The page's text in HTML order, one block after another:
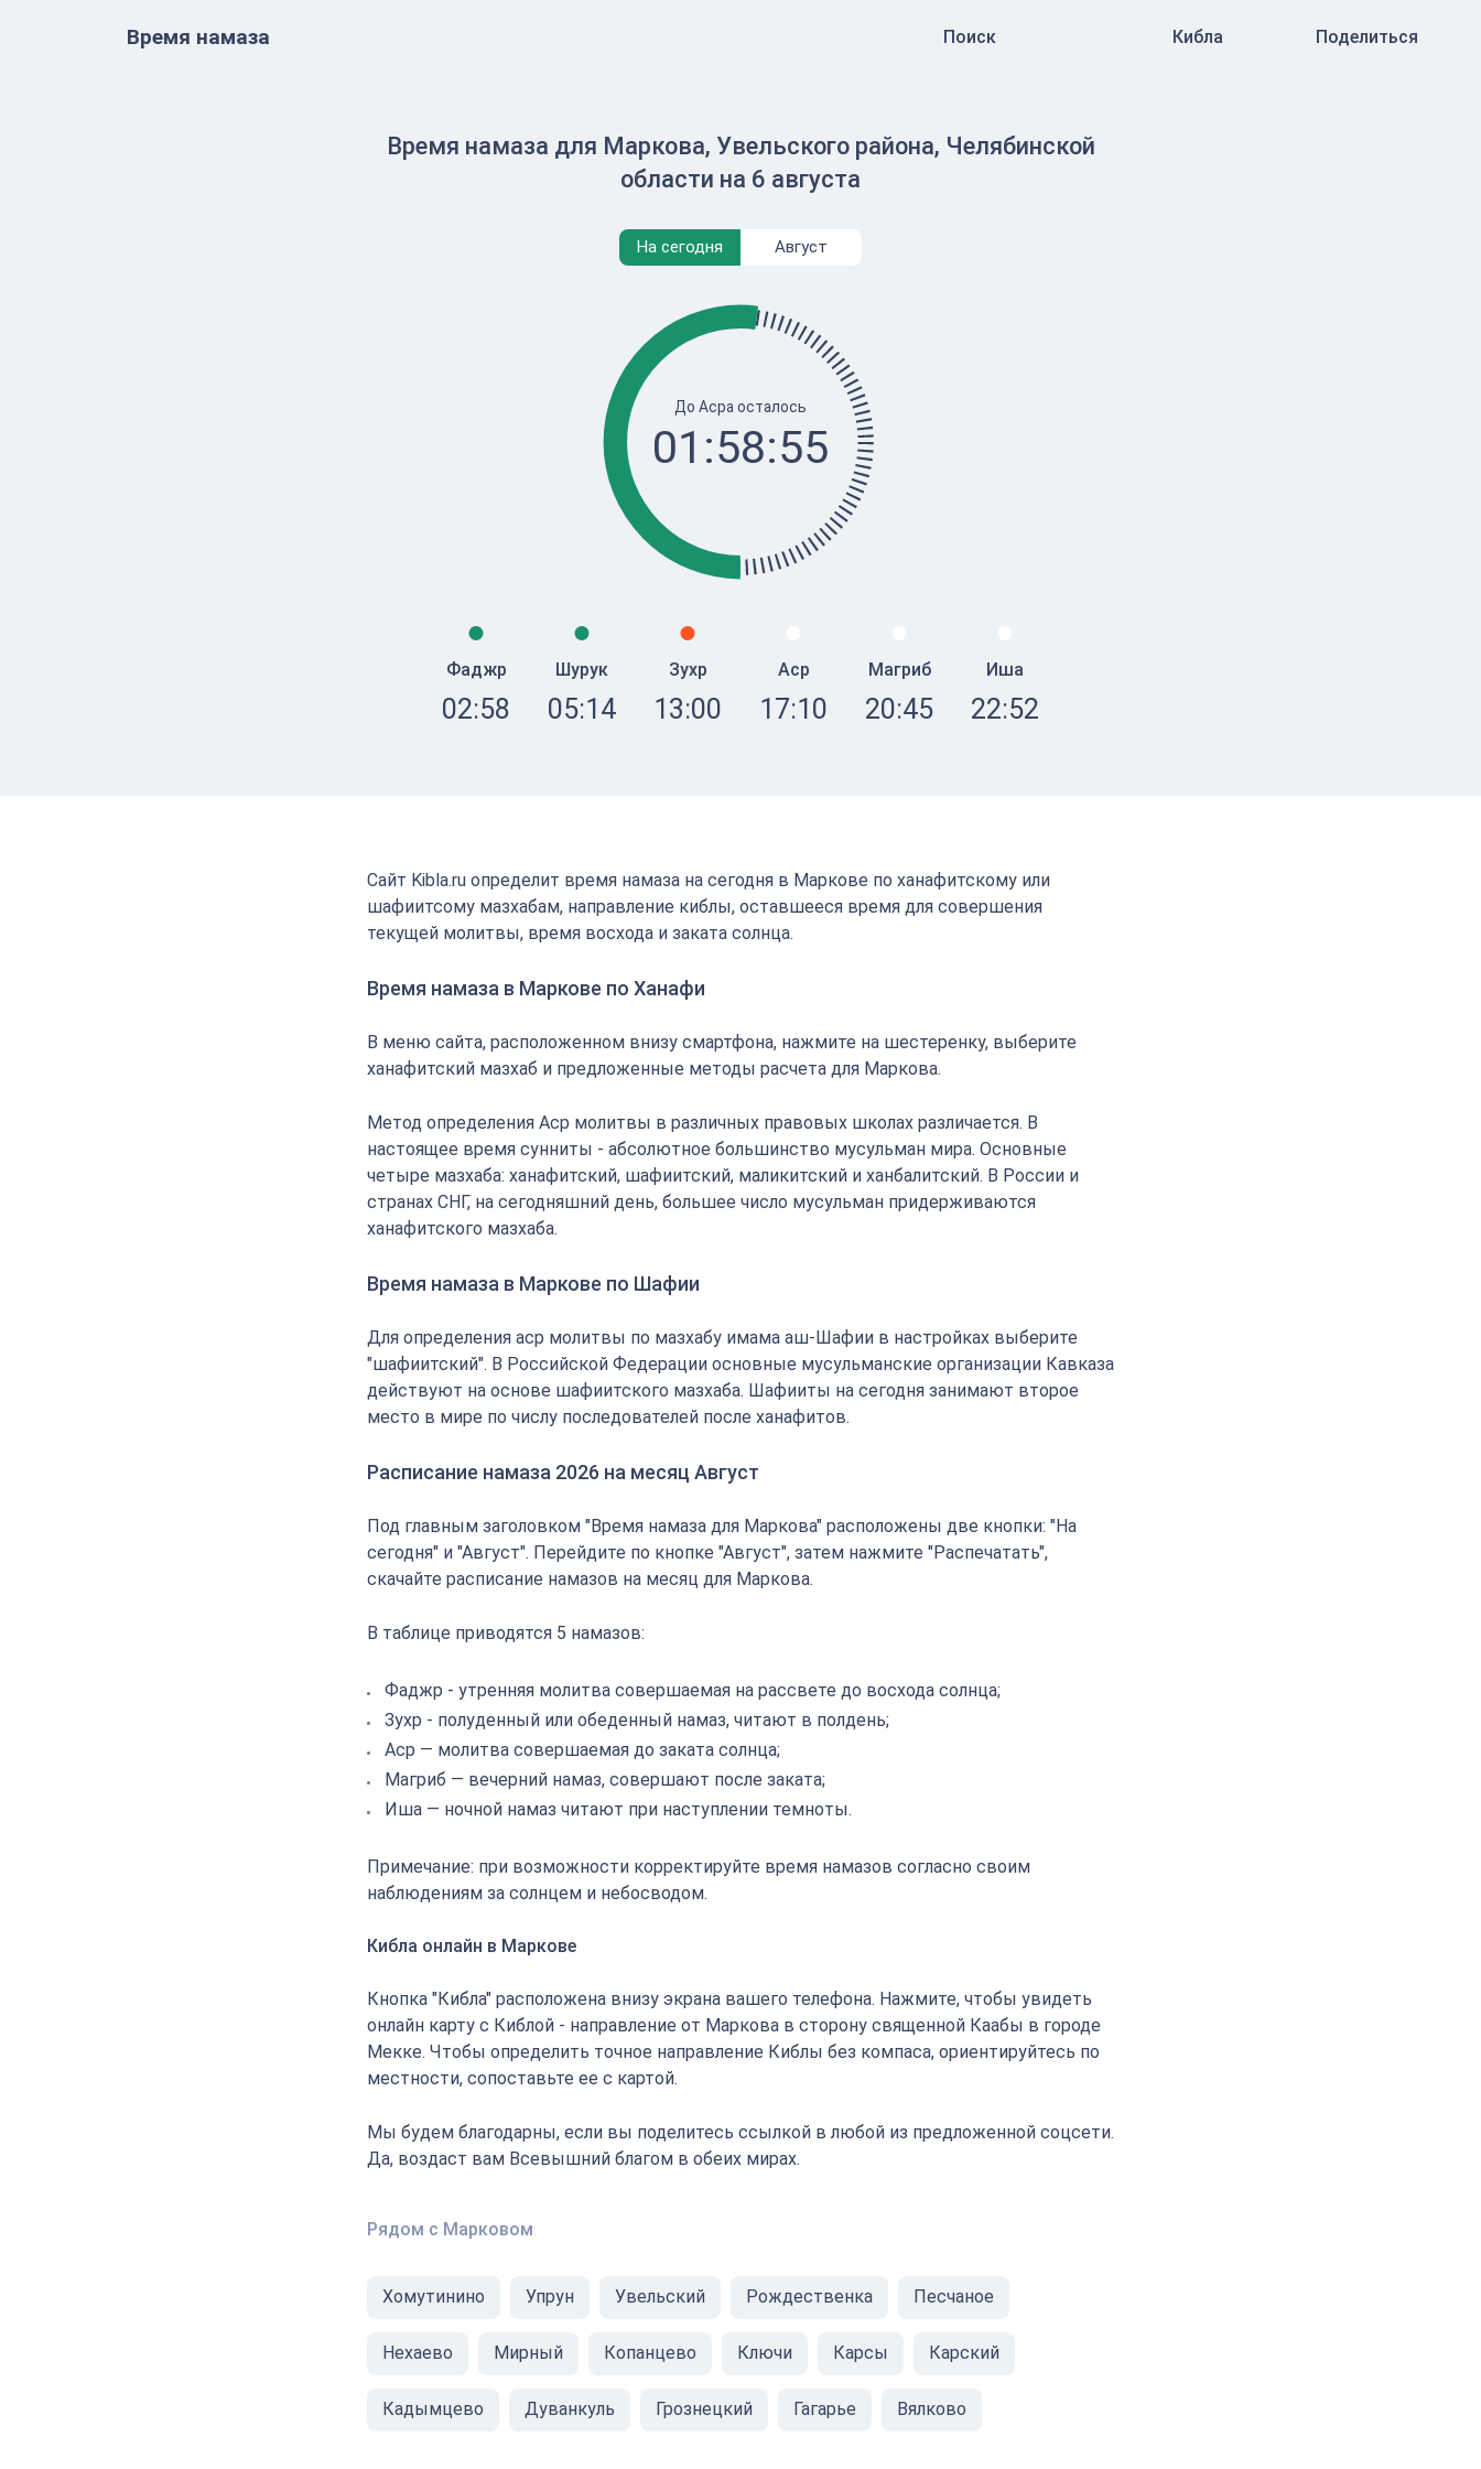
Время намаза Поиск Кибла Поделиться
Время намаза для Маркова, Увельского района, Челябинской
области на 6 августа
На сегодня Август
До Асра осталось
01:58:55
Фаджр
02:58
Шурук
05:14
Зухр
13:00
Аср
17:10
Магриб
20:45
Иша
22:52
Сайт Kibla.ru определит время намаза на сегодня в Маркове по ханафитскому или
шафиитсому мазхабам, направление киблы, оставшееся время для совершения
текущей молитвы, время восхода и заката солнца.
Время намаза в Маркове по Ханафи
В меню сайта, расположенном внизу смартфона, нажмите на шестеренку, выберите
ханафитский мазхаб и предложенные методы расчета для Маркова.
Метод определения Аср молитвы в различных правовых школах различается. В
настоящее время сунниты - абсолютное большинство мусульман мира. Основные
четыре мазхаба: ханафитский, шафиитский, маликитский и ханбалитский. В России и
странах СНГ, на сегодняшний день, большее число мусульман придерживаются
ханафитского мазхаба.
Время намаза в Маркове по Шафии
Для определения аср молитвы по мазхабу имама аш-Шафии в настройках выберите
"шафиитский". В Российской Федерации основные мусульманские организации Кавказа
действуют на основе шафиитского мазхаба. Шафииты на сегодня занимают второе
место в мире по числу последователей после ханафитов.
Расписание намаза 2026 на месяц Август
Под главным заголовком "Время намаза для Маркова" расположены две кнопки: "На
сегодня" и "Август". Перейдите по кнопке "Август", затем нажмите "Распечатать",
скачайте расписание намазов на месяц для Маркова.
В таблице приводятся 5 намазов:
Фаджр - утренняя молитва совершаемая на рассвете до восхода солнца;
Зухр - полуденный или обеденный намаз, читают в полдень;
Аср — молитва совершаемая до заката солнца;
Магриб — вечерний намаз, совершают после заката;
Иша — ночной намаз читают при наступлении темноты.
Примечание: при возможности корректируйте время намазов согласно своим
наблюдениям за солнцем и небосводом.
Кибла онлайн в Маркове
Кнопка "Кибла" расположена внизу экрана вашего телефона. Нажмите, чтобы увидеть
онлайн карту с Киблой - направление от Маркова в сторону священной Каабы в городе
Мекке. Чтобы определить точное направление Киблы без компаса, ориентируйтесь по
местности, сопоставьте ее с картой.
Мы будем благодарны, если вы поделитесь ссылкой в любой из предложенной соцсети.
Да, воздаст вам Всевышний благом в обеих мирах.
Рядом с Марковом
Хомутинино Упрун Увельский Рождественка Песчаное
Нехаево Мирный Копанцево Ключи Карсы Карский
Кадымцево Дуванкуль Грознецкий Гагарье Вялково